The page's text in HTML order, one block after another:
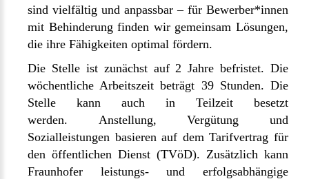
sind vielfältig und anpassbar – für Bewerber*innen
mit Behinderung finden wir gemeinsam Lösungen,
die ihre Fähigkeiten optimal fördern.
Die Stelle ist zunächst auf 2 Jahre befristet. Die
wöchentliche Arbeitszeit beträgt 39 Stunden. Die
Stelle kann auch in Teilzeit besetzt
werden. Anstellung, Vergütung und
Sozialleistungen basieren auf dem Tarifvertrag für
den öffentlichen Dienst (TVöD). Zusätzlich kann
Fraunhofer leistungs- und erfolgsabhängige